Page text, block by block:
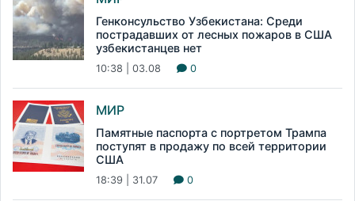
Генконсульство Узбекистана: Среди
пострадавших от лесных пожаров в США
узбекистанцев нет
10:38 | 03.08 0
МИР
Памятные паспорта с портретом Трампа
поступят в продажу по всей территории
США
18:39 | 31.07 0